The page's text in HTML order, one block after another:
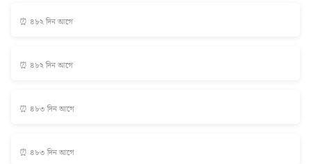
⏰ ৪৮২ দিন আগে
⏰ ৪৮২ দিন আগে
⏰ ৪৮৩ দিন আগে
⏰ ৪৮৩ দিন আগে